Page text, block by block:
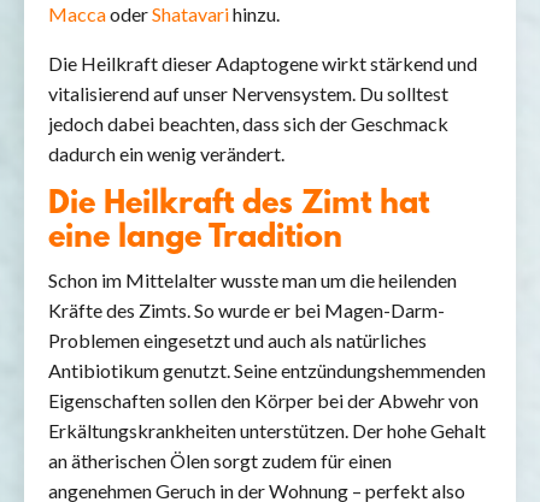
MaccaoderShatavarihinzu.
Die Heilkraft dieser Adaptogene wirkt stärkend und
vitalisierend auf unser Nervensystem. Du solltest
jedoch dabei beachten, dass sich der Geschmack
dadurch ein wenig verändert.
Die Heilkraft des Zimt hat
eine lange Tradition
Schon im Mittelalter wusste man um die heilenden
Kräfte des Zimts. So wurde er bei Magen-Darm-
Problemen eingesetzt und auch als natürliches
Antibiotikum genutzt. Seine entzündungshemmenden
Eigenschaften sollen den Körper bei der Abwehr von
Erkältungskrankheiten unterstützen. Der hohe Gehalt
an ätherischen Ölen sorgt zudem für einen
angenehmen Geruch in der Wohnung – perfekt also